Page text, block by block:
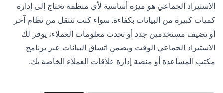
الاستيراد الجماعي هو ميزة أساسية لأي منظمة تحتاج إلى إدارة
كميات كبيرة من البيانات بكفاءة. سواء كنت تنتقل من نظام آخر
أو تضيف مستخدمين جدد أو تحدث معلومات العملاء، يوفر لك
الاستيراد الجماعي الوقت ويضمن اتساق البيانات عبر برنامج
مكتب المساعدة أو منصة إدارة علاقات العملاء الخاصة بك.